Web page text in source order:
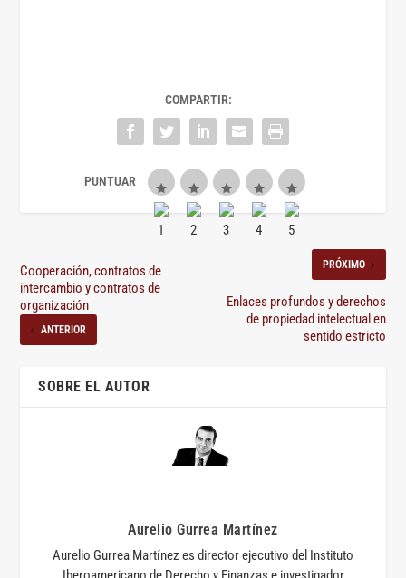
COMPARTIR:
Cooperación, contratos de
intercambio y contratos de
organización
ANTERIOR
PRÓXIMO
Enlaces profundos y derechos
de propiedad intelectual en
sentido estricto
SOBRE EL AUTOR
Aurelio Gurrea Martínez
Aurelio Gurrea Martínez es director ejecutivo del Instituto